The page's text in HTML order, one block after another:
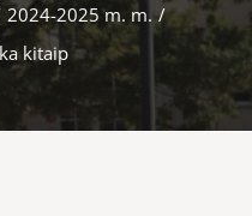
2024-2025 m. m. /
kitaip